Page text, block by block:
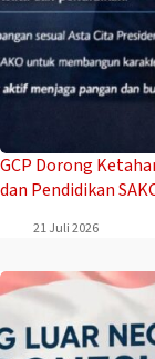
GCP Dorong
dan Pendidikan
21 Juli 2026